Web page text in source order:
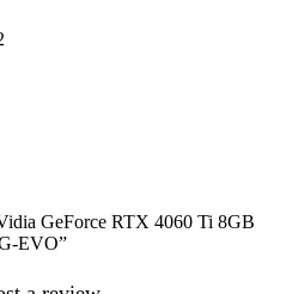
GeForce RTX 4060 Ti 8GB
EVO”